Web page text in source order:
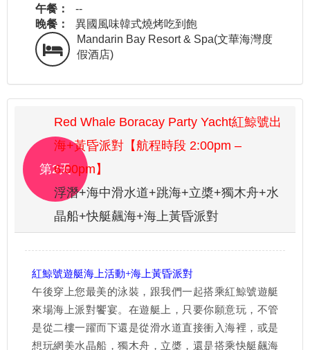
午餐：
--
晚餐：
異國風味韓式燒烤吃到飽
Mandarin Bay Resort & Spa(文華海灣度
假酒店)
第2天
Red Whale Boracay Party Yacht紅鯨號出
海+黃昏派對【航程時段 2:00pm –
6:00pm】
浮潛+海中滑水道+跳海+立槳+獨木舟+水
晶船+快艇飆海+海上黃昏派對
紅鯨號遊艇海上活動+海上黃昏派對
午後穿上您最美的泳裝，跟我們一起搭乘紅鯨號遊艇
來場海上派對饗宴。在遊艇上，只要你願意玩，不管
是從二樓一躍而下還是從滑水道直接衝入海裡，或是
想玩網美水晶船，獨木舟，立槳，還是搭乘快艇飆海